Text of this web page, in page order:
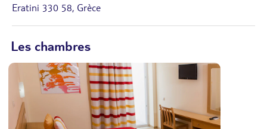
Eratini 330 58, Grèce
Les chambres